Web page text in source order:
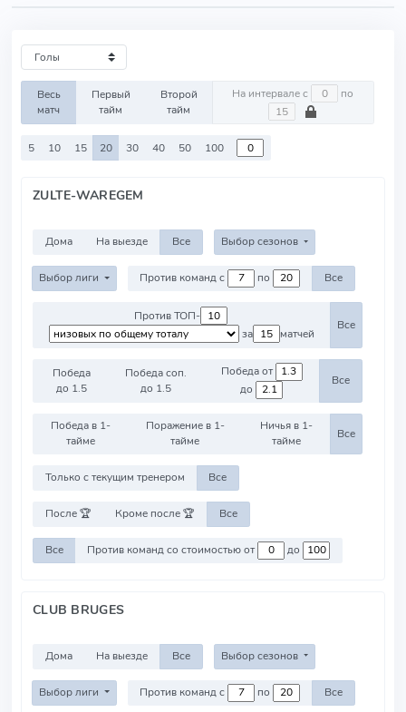
Весь
матч
Первый
тайм
Второй
тайм
На интервале с по
5 10 15 20 30 40 50 100
ZULTE-WAREGEM
Дома На выезде Все Выбор сезонов
Выбор лиги Против команд с по Все
Против ТОП-
за
матчей
Все
Победа
до 1.5
Победа соп.
до 1.5
Победа от
до
Все
Победа в 1-
тайме
Поражение в 1-
тайме
Ничья в 1-
тайме
Все
Только с текущим тренером Все
После 🏆 Кроме после 🏆 Все
Все Против команд со стоимостью от до
CLUB BRUGES
Дома На выезде Все Выбор сезонов
Выбор лиги Против команд с по Все